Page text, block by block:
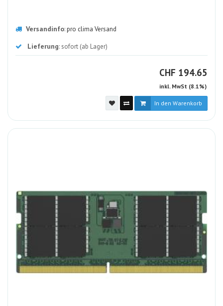
Versandinfo:pro clima Versand
Lieferung: sofort (ab Lager)
CHF CHF
194.65
inkl. MwSt (8.1%)
In den Warenkorb